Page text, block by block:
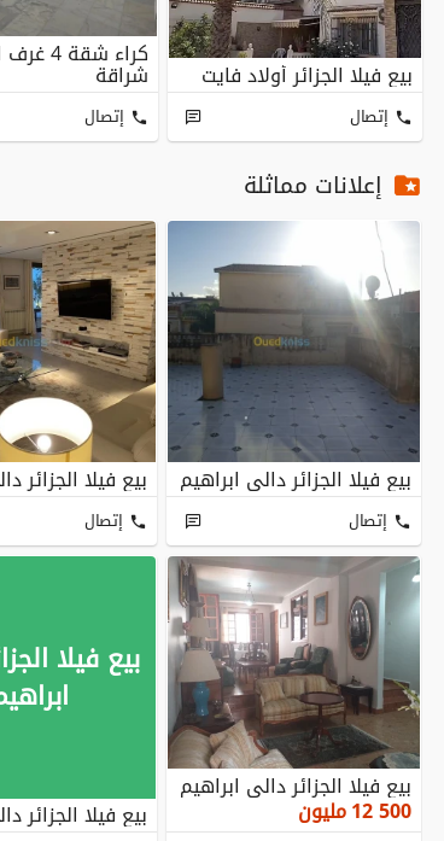
بيع فيلا الجزائر أولاد فايت
إتصال
كراء شقة
شراقة
إتصال
إعلانات مماثلة
بيع فيلا الجزائر دالي ابراهيم
إتصال
بيع فيلا الجزائر
إتصال
بيع فيلا الجزائر دالي ابراهيم
12 500مليون
بيع فيلا
بيع فيلا الجزائر